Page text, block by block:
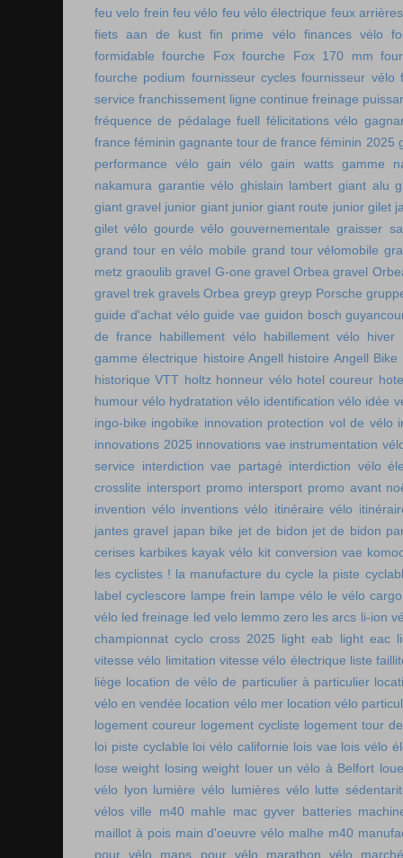
feu velo frein feu vélo feu vélo électrique feux
fiets aan de kust fin prime vélo finances vélo
formidable fourche Fox fourche Fox 170 mm
fourche podium fournisseur cycles fournisseur vélo
service franchissement ligne continue freinage
fréquence de pédalage fuell félicitations vélo
france féminin gagnante tour de france féminin 2025
performance vélo
gain vélo gain watts gamme
nakamura garantie vélo ghislain lambert giant alu
giant gravel junior giant junior giant route junior gilet
gilet vélo gourde vélo gouvernementale graisser
grand tour en vélo mobile grand tour vélomobile
metz graoulib gravel G-one gravel Orbea gravel
gravel trek gravels Orbea greyp greyp Porsche
guide d'achat vélo guide vae guidon bosch
de france
habillement vélo habillement vélo hiver
gamme électrique histoire Angell histoire Angell Bike
historique VTT holtz honneur vélo hotel coureur
humour vélo hydratation vélo identification vélo idée
ingo-bike ingobike innovation protection vol de vélo
innovations 2025 innovations vae instrumentation
service
interdiction vae partagé interdiction vélo
crosslite intersport promo intersport promo avant
invention vélo inventions vélo itinéraire vélo
jantes gravel japan bike jet de bidon jet de bidon
cerises karbikes kayak vélo kit conversion vae
les cyclistes ! la manufacture du cycle la piste
label cyclescore lampe frein lampe vélo le vélo
vélo led freinage led velo lemmo zero les arcs li-ion
championnat cyclo cross 2025 light eab light eac
vitesse vélo limitation vitesse vélo électrique liste
liège location de vélo de particulier à particulier
vélo en vendée location vélo mer location vélo
logement coureur logement cycliste logement tour
loi piste cyclable loi vélo californie lois vae lois vélo
lose weight losing weight louer un vélo à Belfort
vélo lyon lumière vélo lumières vélo lutte
vélos ville
m40 mahle mac gyver batteries
maillot à pois main d'oeuvre vélo malhe m40
pour vélo
maps pour vélo marathon vélo